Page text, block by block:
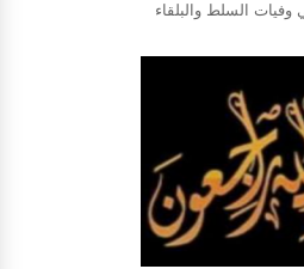
وفيات السلط والبلقاء